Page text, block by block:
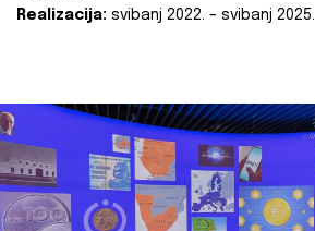
Realizacija: svibanj 2022. – svibanj 2025.